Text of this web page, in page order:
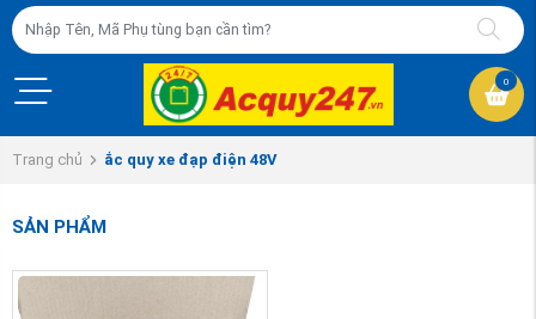
0
Trang chủ ắc quy xe đạp điện 48V
SẢN PHẨM